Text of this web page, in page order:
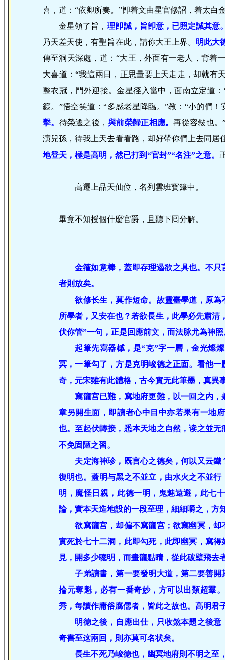
喜，道：“依卿所奏。”卽着文曲星官修詔，着太白
金星領了旨，理卽誠，旨卽意，已照定誠其意
乃天差天使，有聖旨在此，請你大王上界。 明此大
傳至洞天深處，道：“大王，外面有一老人，背着
大喜道：“我這兩日，正思量要上天走走，却就有
整衣冠，門外迎接。金星徑入當中，面南立定道
籙。”悟空笑道：“多感老星降臨。”教：“小的們
擊。 待榮遷之後，與前榮歸正相應。再從容敍也。
演兒孫，待我上天去看看路，却好帶你們上去同
地登天，極是高明，然已打到“官封”“名注”之意。
高遷上品天仙位，名列雲班寳籙中。
畢竟不知授個什麼官爵，且聽下囘分解。
金箍如意棒，蓋即存理遏欲之具也。不
者則放矣。
欲修长生，莫作短命。故靈臺學道，原為
所學者，又安在也？若欲長生，此學必先肅
伏你管”一句，正是回應前文，而法脉尤為神照
起筆先寫器槭，是“克”字一層，金光燦
冥，一筆勾了，方是克明峻德之正面。看他
奇，元宋雖有此體格，古今實无此筆墨，真異
寫龍宫已難，寫地府更難，以一回之内，
章另開生面，即讀者心中目中亦若果有一地
也。至起伏轉接，悉本天地之自然，读之並
不免固陋之習。
夫定海神珍，既言心之德矣，何以又云鐵
復明也。蓋明与黑之不並立，由水火之不並
明，魔怪日親，此德一明，鬼魅遠避，此七
論，實本天造地設的一段至理，細細嚼之，方
欲寫龍宫，却偏不寫龍宫；欲寫幽冥，却
實死於七十二洞，此即勾死，此即幽冥，寫
見，開多少聰明，而畫龍點睛，從此破壁飛去
子弟讀書，第一要發明大道，第二要善開
掄元奪魁，必有一番奇妙，方可以出類超羣
秀，每讀作庸俗腐儒者，皆此之故也。高明君
明德之後，自應出仕，只收煞本題之後意
奇書至这兩回，則亦莫可名状矣。
長生不死乃峻德也，幽冥地府則不明之至